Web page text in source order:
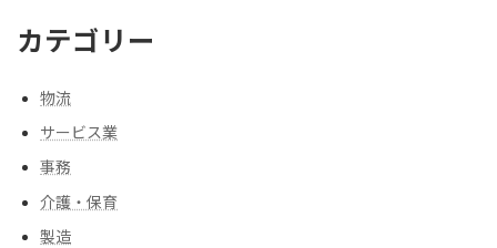
カテゴリー
物流
サービス業
事務
介護・保育
製造